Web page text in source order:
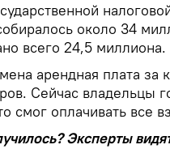
около 34
всего 24,5 миллиона.
арендная плата за
Сейчас владельцы
смог оплачивать все
Эксперты